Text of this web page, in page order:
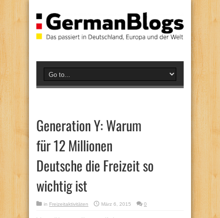
Generation Y: Warum
für 12 Millionen
Deutsche die Freizeit so
wichtig ist
in Freizeitaktivitäten März 6, 2015 0